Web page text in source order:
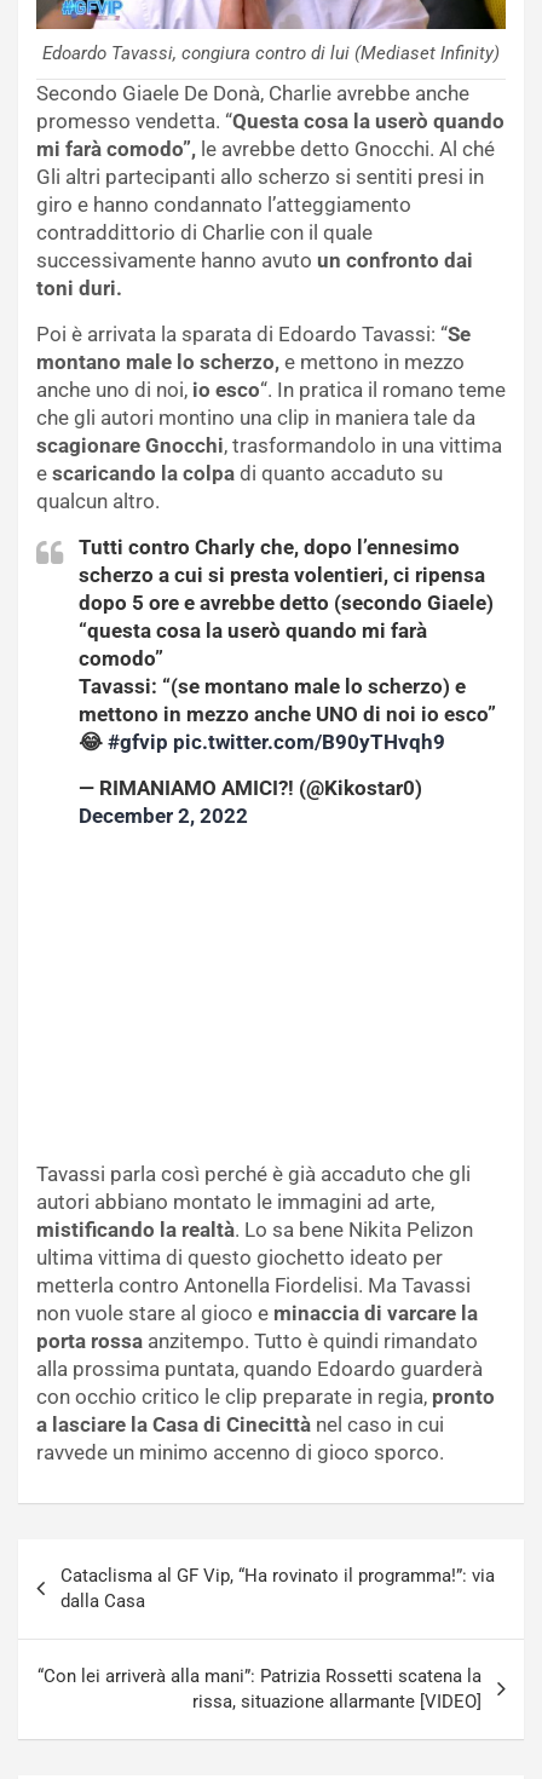
Edoardo Tavassi, congiura contro di lui (Mediaset Infinity)
Secondo Giaele De Donà, Charlie avrebbe anche
promesso vendetta. “Questa cosa la userò quando
mi farà comodo”, le avrebbe detto Gnocchi. Al ché
Gli altri partecipanti allo scherzo si sentiti presi in
giro e hanno condannato l’atteggiamento
contraddittorio di Charlie con il quale
successivamente hanno avuto un confronto dai
toni duri.
Poi è arrivata la sparata di Edoardo Tavassi: “Se
montano male lo scherzo, e mettono in mezzo
anche uno di noi, io esco“. In pratica il romano teme
che gli autori montino una clip in maniera tale da
scagionare Gnocchi, trasformandolo in una vittima
e scaricando la colpa di quanto accaduto su
qualcun altro.
Tutti contro Charly che, dopo l’ennesimo
scherzo a cui si presta volentieri, ci ripensa
dopo 5 ore e avrebbe detto (secondo Giaele)
“questa cosa la userò quando mi farà
comodo”
Tavassi: “(se montano male lo scherzo) e
mettono in mezzo anche UNO di noi io esco”
😂 #gfvip pic.twitter.com/B90yTHvqh9
— RIMANIAMO AMICI?! (@Kikostar0)
December 2, 2022
Tavassi parla così perché è già accaduto che gli
autori abbiano montato le immagini ad arte,
mistificando la realtà. Lo sa bene Nikita Pelizon
ultima vittima di questo giochetto ideato per
metterla contro Antonella Fiordelisi. Ma Tavassi
non vuole stare al gioco e minaccia di varcare la
porta rossa anzitempo. Tutto è quindi rimandato
alla prossima puntata, quando Edoardo guarderà
con occhio critico le clip preparate in regia, pronto
a lasciare la Casa di Cinecittà nel caso in cui
ravvede un minimo accenno di gioco sporco.
articoli
Cataclisma al GF Vip, “Ha rovinato il programma!”: via
dalla Casa
“Con lei arriverà alla mani”: Patrizia Rossetti scatena la
rissa, situazione allarmante [VIDEO]